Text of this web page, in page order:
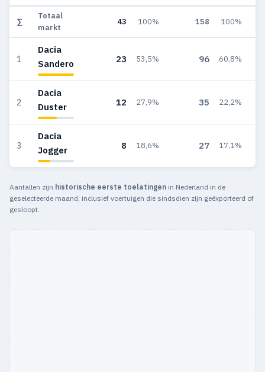
∑
Totaal
markt
43 100% 158 100%
1
Dacia
Sandero
23 53,5% 96 60,8%
2
Dacia
Duster
12 27,9% 35 22,2%
3
Dacia
Jogger
8 18,6% 27 17,1%
Aantallen zijn historische eerste toelatingen in Nederland in de
geselecteerde maand, inclusief voertuigen die sindsdien zijn geëxporteerd of
gesloopt.